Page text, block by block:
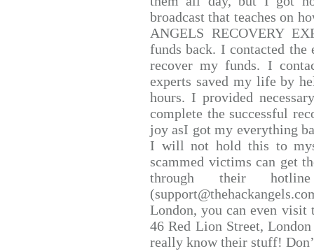
broadcast that teaches on
ANGELS RECOVERY
funds back. I contacted
recover my funds. I
experts saved my life by
hours. I provided
complete the successful
joy asI got my everything
I will not hold this to
scammed victims can get
through their hotline
London, you can even
46 Red Lion Street,
really know their stuff!